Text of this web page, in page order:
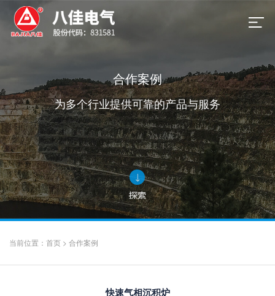
合作案例
为多个行业提供可靠的产品与服务
当前位置： 首页 > 合作案例
快速气相沉积炉